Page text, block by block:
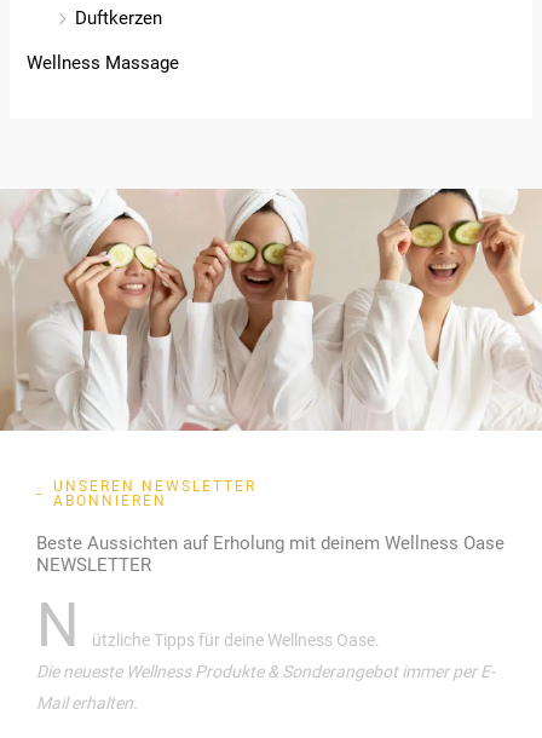
Duftkerzen
Wellness Massage
UNSEREN NEWSLETTER
ABONNIEREN
Beste Aussichten auf Erholung mit deinem Wellness Oase
NEWSLETTER
N
ützliche Tipps für deine Wellness Oase.
Die neueste Wellness Produkte & Sonderangebot immer per E-
Mail erhalten.